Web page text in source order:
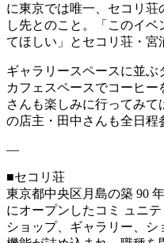
に東京では唯一、セコリ
し先とのこと。「このイベ
てほしい」とセコリ荘・宮
ギャラリースペースに並
カフェスペースでコーヒー
さんも楽しみに行ってみ
の店主・田中さんも全日程
—
■セコリ荘
東京都中央区月島の築 90
にオープンしたコミ ュニ
ショップ、ギャラリー、